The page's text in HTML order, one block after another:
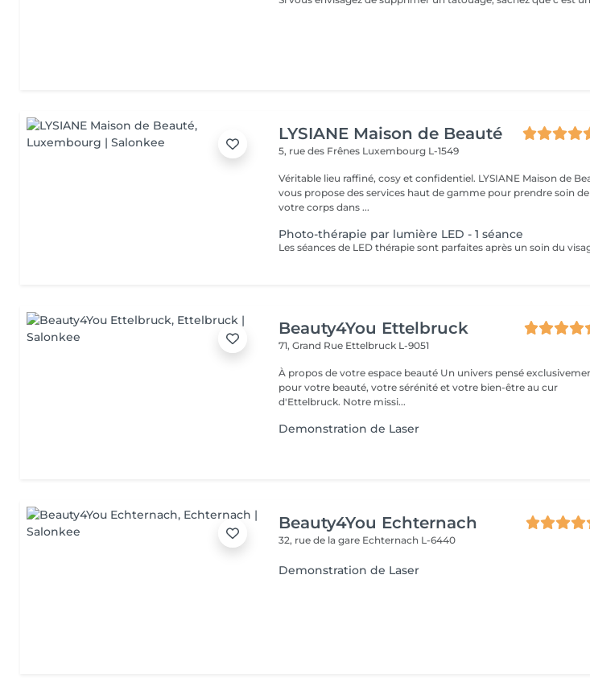
LYSIANE Maison de Beauté
5, rue des Frênes Luxembourg L-1549
Véritable lieu raffiné, cosy et confidentiel. LYSIANE Maison de Beauté
vous propose des services haut de gamme pour prendre soin de
votre corps dans ...
Photo-thérapie par lumière LED - 1 séance
Beauty4You Ettelbruck
71, Grand Rue Ettelbruck L-9051
À propos de votre espace beauté Un univers pensé exclusivement
pour votre beauté, votre sérénité et votre bien-être au cur
d'Ettelbruck. Notre missi...
Demonstration de Laser
Beauty4You Echternach
32, rue de la gare Echternach L-6440
Demonstration de Laser